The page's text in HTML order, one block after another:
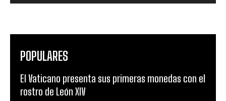
POPULARES
El Vaticano presenta sus primeras monedas con el
rostro de León XIV